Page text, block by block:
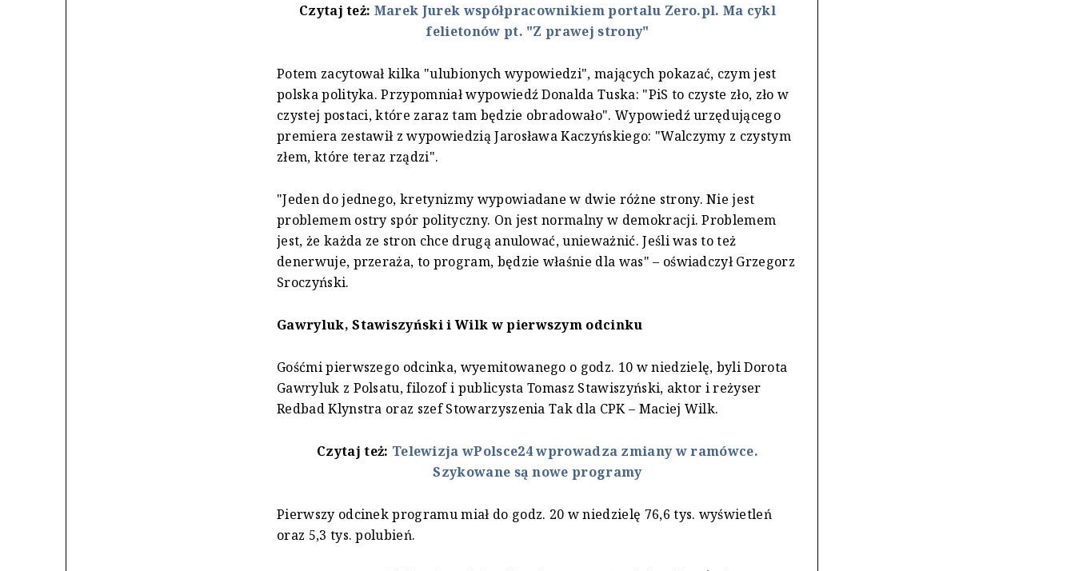
Czytaj też: Marek Jurek współpracownikiem portalu Zero.pl. Ma cykl
felietonów pt. "Z prawej strony"
Potem zacytował kilka "ulubionych wypowiedzi", mających pokazać, czym jest
polska polityka. Przypomniał wypowiedź Donalda Tuska: "PiS to czyste zło, zło w
czystej postaci, które zaraz tam będzie obradowało". Wypowiedź urzędującego
premiera zestawił z wypowiedzią Jarosława Kaczyńskiego: "Walczymy z czystym
złem, które teraz rządzi".
"Jeden do jednego, kretynizmy wypowiadane w dwie różne strony. Nie jest
problemem ostry spór polityczny. On jest normalny w demokracji. Problemem
jest, że każda ze stron chce drugą anulować, unieważnić. Jeśli was to też
denerwuje, przeraża, to program, będzie właśnie dla was" – oświadczył Grzegorz
Sroczyński.
Gawryluk, Stawiszyński i Wilk w pierwszym odcinku
Gośćmi pierwszego odcinka, wyemitowanego o godz. 10 w niedzielę, byli Dorota
Gawryluk z Polsatu, filozof i publicysta Tomasz Stawiszyński, aktor i reżyser
Redbad Klynstra oraz szef Stowarzyszenia Tak dla CPK – Maciej Wilk.
Czytaj też: Telewizja wPolsce24 wprowadza zmiany w ramówce.
Szykowane są nowe programy
Pierwszy odcinek programu miał do godz. 20 w niedzielę 76,6 tys. wyświetleń
oraz 5,3 tys. polubień.